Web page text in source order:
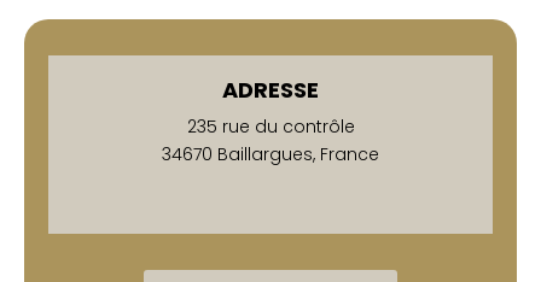
ADRESSE
235 rue du contrôle
34670 Baillargues, France